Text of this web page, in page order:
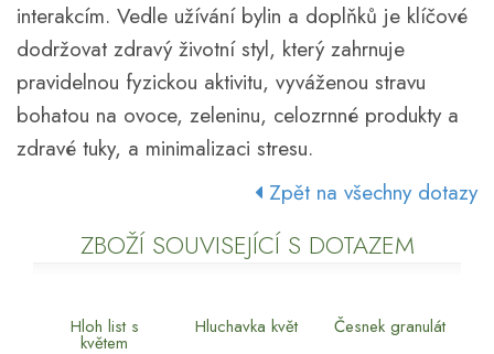
interakcím. Vedle užívání bylin a doplňků je klíčové
dodržovat zdravý životní styl, který zahrnuje
pravidelnou fyzickou aktivitu, vyváženou stravu
bohatou na ovoce, zeleninu, celozrnné produkty a
zdravé tuky, a minimalizaci stresu.
Zpět na všechny dotazy
ZBOŽÍ SOUVISEJÍCÍ S DOTAZEM
Hloh list s
květem
Hluchavka květ Česnek granulát